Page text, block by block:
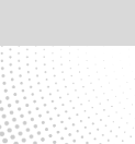
o
conteúdo